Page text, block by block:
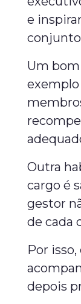
e
Um
Outra
cargo é
gestor
de cada
Por
depois